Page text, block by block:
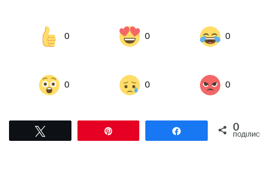
0 0 0
0 0 0
Поділитися0
ПОДІЛИСЬ